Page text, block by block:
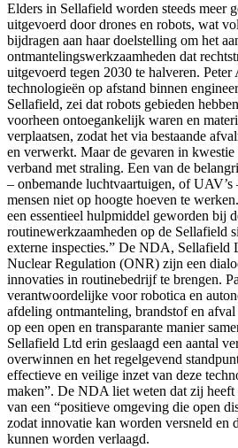
Elders in Sellafield worden steeds meer
uitgevoerd door drones en robots, wat
bijdragen aan haar doelstelling om het
ontmantelingswerkzaamheden dat
uitgevoerd tegen 2030 te halveren.
technologieën op afstand binnen
Sellafield, zei dat robots gebieden
voorheen ontoegankelijk waren en
verplaatsen, zodat het via bestaande
en verwerkt. Maar de gevaren in kwestie
verband met straling. Een van de
– onbemande luchtvaartuigen, of
mensen niet op hoogte hoeven te
een essentieel hulpmiddel geworden bij
routinewerkzaamheden op de Sellafield
externe inspecties.” De NDA, Sellafield
Nuclear Regulation (ONR) zijn een
innovaties in routinebedrijf te brengen.
verantwoordelijke voor robotica en
afdeling ontmanteling, brandstof en
op een open en transparante manier
Sellafield Ltd erin geslaagd een aantal
overwinnen en het regelgevend
effectieve en veilige inzet van deze
maken”. De NDA liet weten dat zij heeft
van een “positieve omgeving die open
zodat innovatie kan worden versneld en
kunnen worden verlaagd.